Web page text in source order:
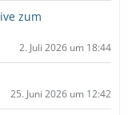
zum
2. Juli 2026 um 18:44
25. Juni 2026 um 12:42